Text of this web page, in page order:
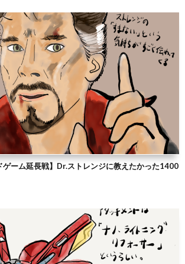
ゲーム延長戦】Dr.ストレンジに教えたかった1400